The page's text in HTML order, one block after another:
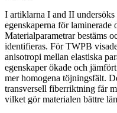
I artiklarna I and II undersöks
egenskaperna för laminerade
Materialparametrar bestäms
identifieras. För TWPB
anisotropi mellan elastiska
egenskaper ökade och
mer homogena töjningsfält.
transversell fiberriktning får
vilket gör materialen bättre